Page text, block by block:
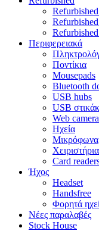
Περιφερειακά
Ποντίκια
Mousepads
Bluetooth
USB hubs
USB
Web
Ηχεία
Μικρόφωνα
Χειριστήρια
Card
Ήχος
Headset
Handsfree
Φορητά
Νέες παραλαβές
Stock House